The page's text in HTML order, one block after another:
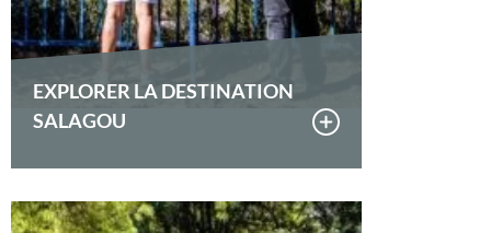
EXPLORER LA DESTINATION
SALAGOU